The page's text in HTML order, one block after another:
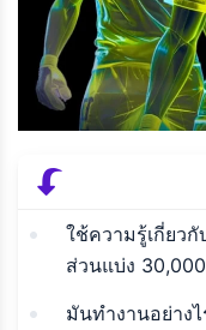
ใช้ความรู้เกี่ยว
ส่วนแบ่ง
มันทำงานอย่าง